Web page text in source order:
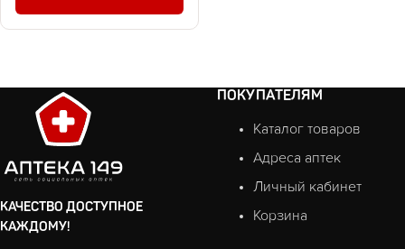
КАЧЕСТВО ДОСТУПНОЕ
КАЖДОМУ!
ПОКУПАТЕЛЯМ
Каталог товаров
Адреса аптек
Личный кабинет
Корзина